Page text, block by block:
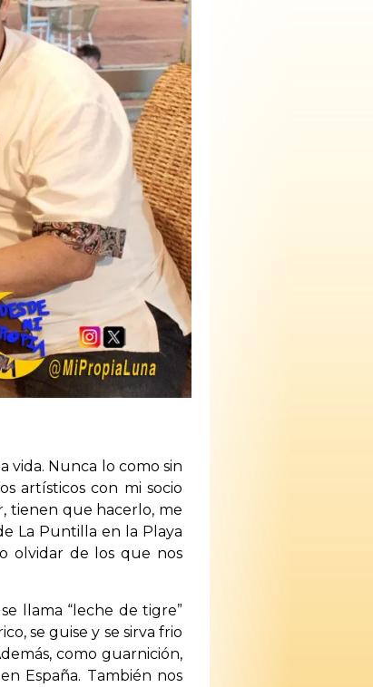
vida. Nunca lo como sin
artísticos con mi socio
tienen que hacerlo, me
La Puntilla en la Playa
olvidar de los que nos
llama “leche de tigre”
se guise y se sirva frio
como guarnición,
España. También nos